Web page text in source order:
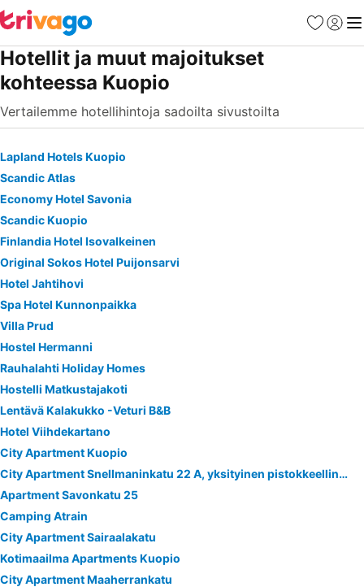
Suosikit
Hotellit ja muut majoitukset
kohteessa Kuopio
Vertailemme hotellihintoja sadoilta sivustoilta
Lapland Hotels Kuopio
Scandic Atlas
Economy Hotel Savonia
Scandic Kuopio
Finlandia Hotel Isovalkeinen
Original Sokos Hotel Puijonsarvi
Hotel Jahtihovi
Spa Hotel Kunnonpaikka
Villa Prud
Hostel Hermanni
Rauhalahti Holiday Homes
Hostelli Matkustajakoti
Lentävä Kalakukko -Veturi B&B
Hotel Viihdekartano
City Apartment Kuopio
City Apartment Snellmaninkatu 22 A, yksityinen pistokkeellinen paikoitus sisältyy hintaan
Apartment Savonkatu 25
Camping Atrain
City Apartment Sairaalakatu
Kotimaailma Apartments Kuopio
City Apartment Maaherrankatu